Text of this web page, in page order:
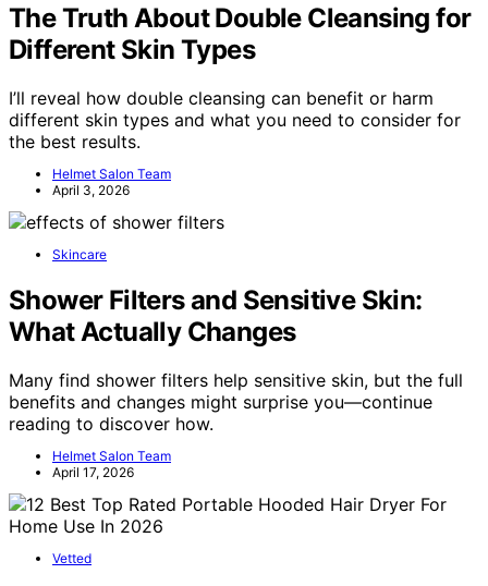
The Truth About Double Cleansing for
Different Skin Types
I’ll reveal how double cleansing can benefit or harm
different skin types and what you need to consider for
the best results.
Helmet Salon Team
April 3, 2026
Skincare
Shower Filters and Sensitive Skin:
What Actually Changes
Many find shower filters help sensitive skin, but the full
benefits and changes might surprise you—continue
reading to discover how.
Helmet Salon Team
April 17, 2026
Vetted